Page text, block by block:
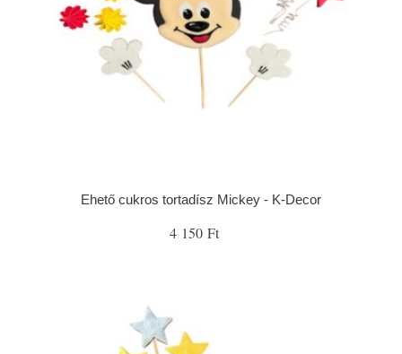
Ehető cukros tortadísz Mickey - K-Decor
4 150 Ft